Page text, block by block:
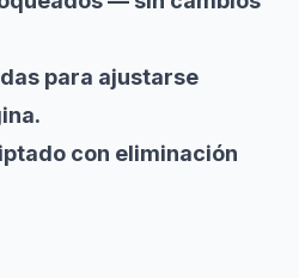
para ajustarse
con eliminación